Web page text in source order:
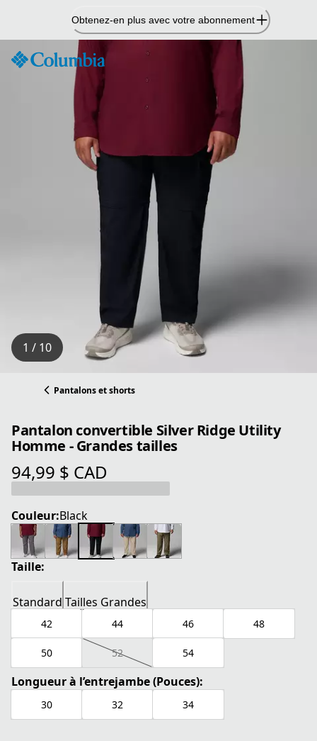
contenu
Obtenez-en plus avec votre abonnement
1 / 10
Pantalons et shorts
Pantalon convertible Silver Ridge Utility
Homme - Grandes tailles
94,99 $ CAD
prix actuel 94,99 $ CAD
Couleur:Black
Taille:
Standard Tailles Grandes
42 44 46 48
50 52 54
Longueur à l’entrejambe (Pouces):
30 32 34